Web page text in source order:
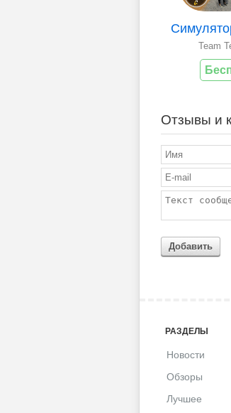
Team
Отзывы и
Добавить
РАЗДЕЛЫ
Новости
Обзоры
Лучшее